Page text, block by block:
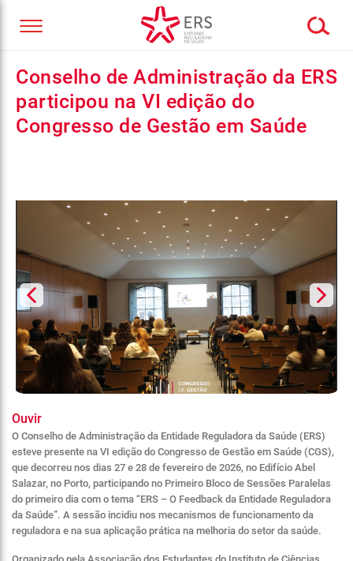
Conselho de Administração da ERS
participou na VI edição do
Congresso de Gestão em Saúde
Ouvir
O Conselho de Administração da Entidade Reguladora da Saúde (ERS)
esteve presente na VI edição do Congresso de Gestão em Saúde (CGS),
que decorreu nos dias 27 e 28 de fevereiro de 2026, no Edifício Abel
Salazar, no Porto, participando no Primeiro Bloco de Sessões Paralelas
do primeiro dia com o tema “ERS – O Feedback da Entidade Reguladora
da Saúde”. A sessão incidiu nos mecanismos de funcionamento da
reguladora e na sua aplicação prática na melhoria do setor da saúde.